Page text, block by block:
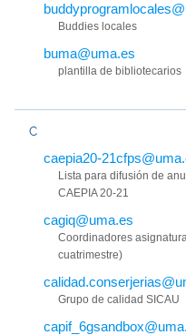
Buddies locales
buma@uma.es
plantilla de bibliotecarios
C
caepia20-
Lista para difusión de
CAEPIA 20-21
cagiq@uma.es
Coordinadores
cuatrimestre)
Grupo de calidad SICAU